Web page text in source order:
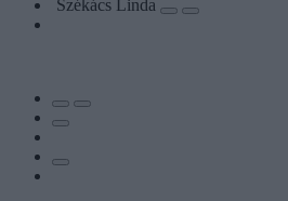
Székács Linda